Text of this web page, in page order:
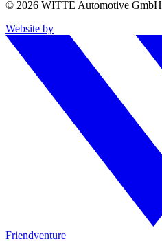
© 2026 WITTE Automotive GmbH
Website by
Friendventure